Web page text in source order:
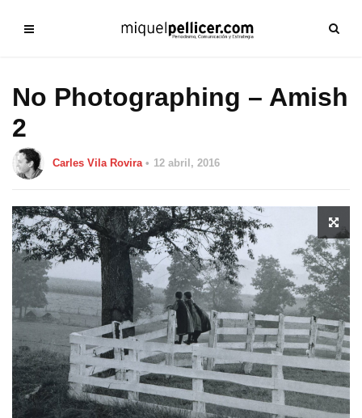
No Photographing – Amish
2
Carles Vila Rovira 12 abril, 2016